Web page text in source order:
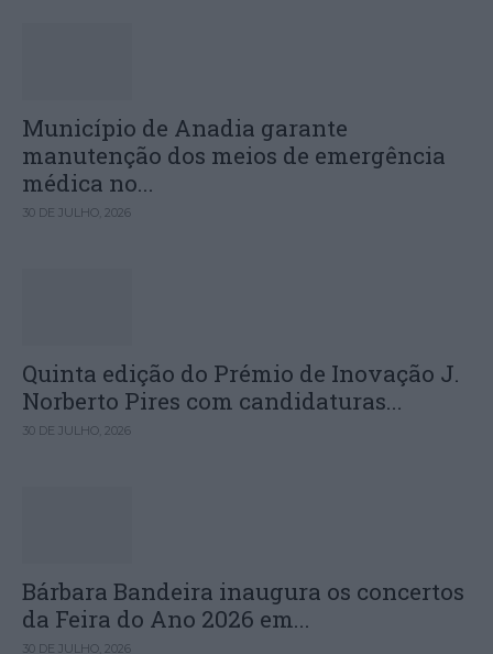
Município de Anadia garante
manutenção dos meios de emergência
médica no...
30 DE JULHO, 2026
Quinta edição do Prémio de Inovação J.
Norberto Pires com candidaturas...
30 DE JULHO, 2026
Bárbara Bandeira inaugura os concertos
da Feira do Ano 2026 em...
30 DE JULHO, 2026